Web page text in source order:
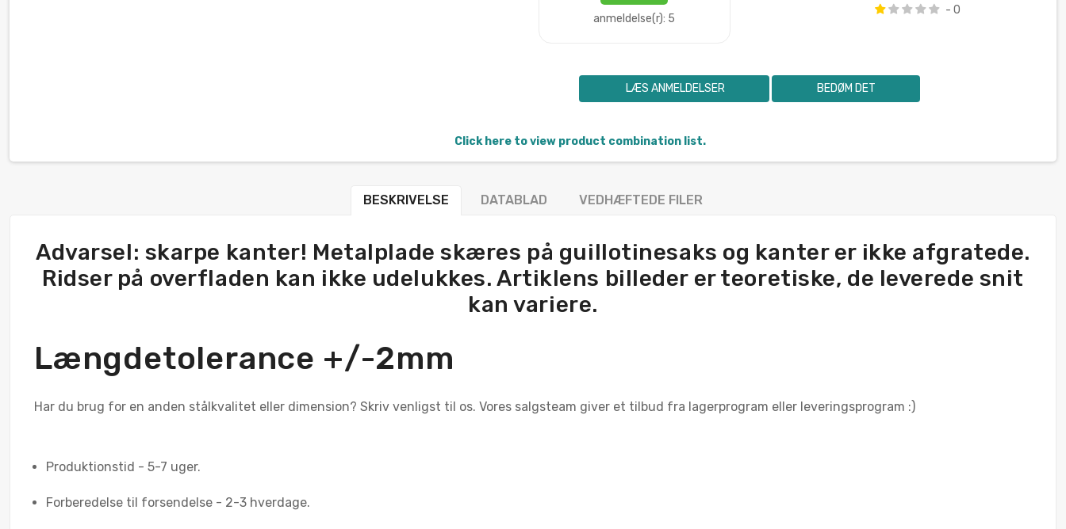
anmeldelse(r): 5
- 0
LÆS ANMELDELSER BEDØM DET
Click here to view product combination list.
BESKRIVELSE DATABLAD VEDHÆFTEDE FILER
Advarsel: skarpe kanter! Metalplade skæres på guillotinesaks og kanter er ikke afgratede.
Ridser på overfladen kan ikke udelukkes. Artiklens billeder er teoretiske, de leverede snit
kan variere.
Længdetolerance +/-2mm
Har du brug for en anden stålkvalitet eller dimension? Skriv venligst til os. Vores salgsteam giver et tilbud fra lagerprogram eller leveringsprogram :)
Produktionstid - 5-7 uger.
Forberedelse til forsendelse - 2-3 hverdage.